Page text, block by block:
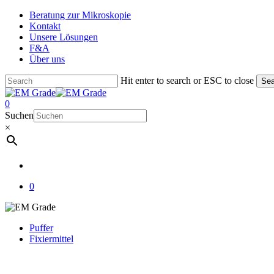
Skip
main
content
Beratung zur Mikroskopie
Kontakt
Unsere Lösungen
F&A
Über uns
Hit enter to search or ESC to close
Close
Search
account
0
Menu
Suchen
×
0
Puffer
Fixiermittel